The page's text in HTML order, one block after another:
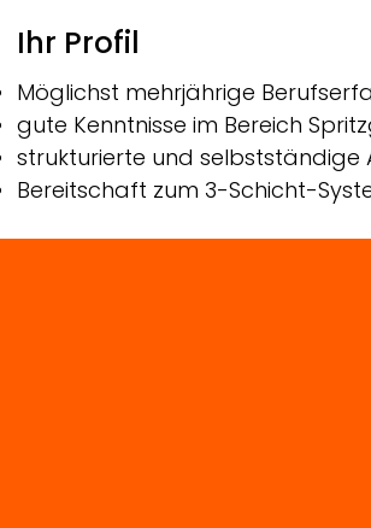
Ihr Profil
Möglichst mehrjährige
gute Kenntnisse im Bereich
strukturierte und selbstständige
Bereitschaft zum 3-Schicht-